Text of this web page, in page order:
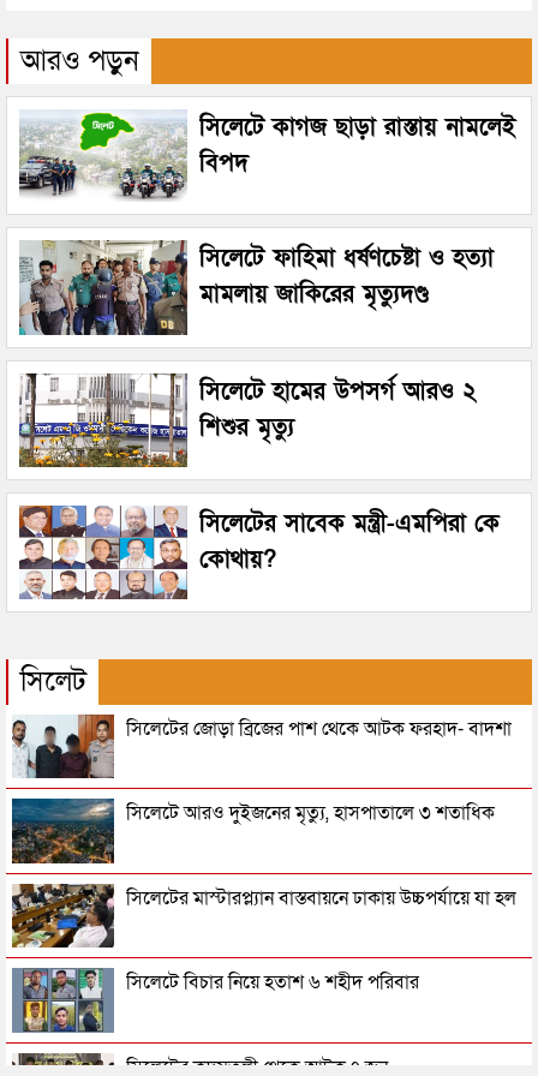
আরও পড়ুন
সিলেটে কাগজ ছাড়া রাস্তায় নামলেই
বিপদ
সিলেটে ফাহিমা ধর্ষণচেষ্টা ও হত্যা
মামলায় জাকিরের মৃত্যুদণ্ড
সিলেটে হামের উপসর্গ আরও ২
শিশুর মৃত্যু
সিলেটের সাবেক মন্ত্রী-এমপিরা কে
কোথায়?
সিলেট
সিলেটের জোড়া ব্রিজের পাশ থেকে আটক ফরহাদ- বাদশা
সিলেটে আরও দুইজনের মৃত্যু, হাসপাতালে ৩ শতাধিক
সিলেটের মাস্টারপ্ল্যান বাস্তবায়নে ঢাকায় উচ্চপর্যায়ে যা হল
সিলেটে বিচার নিয়ে হতাশ ৬ শহীদ পরিবার
সিলেটের কদমতলী থেকে আটক ৭ জন